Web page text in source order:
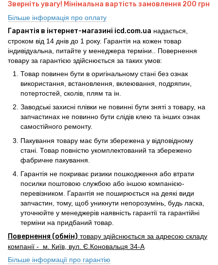
Зверніть увагу! Мінімальна вартість замовлення 200 грн
Більше інформація про оплату
Гарантія в інтернет-магазині icd.com.ua надається,
строком від 14 днів до 1 року. Гарантія на кожен товар
індивідуальна, питайте у менеджера терміни.. Повернення
товару за гарантією здійснюється за таких умов:
Товар повинен бути в оригінальному стані без ознак
використання, встановлення, вклеювання, подряпин,
потертостей, сколів, плям та ін.
Заводські захисні плівки не повинні бути зняті з товару, на
запчастинах не повинно бути слідів клею та інших ознак
самостійного ремонту.
Пакування товару має бути збережена у відповідному
стані. Товар повністю укомплектований та збережено
фабричне пакування.
Гарантія не покриває ризики пошкодження або втрати
посилки поштовою службою або іншою компанією-
перевізником. Гарантія не поширюється на деякі види
запчастин, тому, щоб уникнути непорозумінь, будь ласка,
уточнюйте у менеджерів наявність гарантії та гарантійні
терміни на придбаний товар.
Повернення (обмін) товару здійснюється за адресою складу
компанії - м. Київ, вул. Є.Коновальця 34-А
Більше інформації про гарантію